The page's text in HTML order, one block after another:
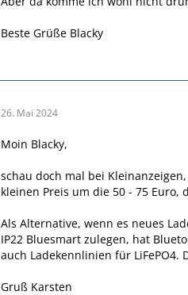
Beste Grüße Blacky
26. Mai 2024
Moin Blacky,
schau doch mal bei
kleinen Preis um die 50 - 75
Als Alternative, wenn es neues
IP22 Bluesmart zulegen, hat
auch Ladekennlinien für LiFePO4.
Gruß Karsten